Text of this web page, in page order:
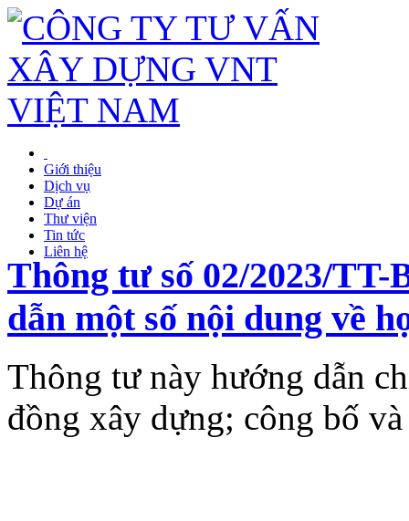
Giới thiệu
Dịch vụ
Dự án
Thư viện
Tin tức
Liên hệ
Thông tư số 02/2023/
dẫn một số nội dung về
Thông tư này hướng dẫn
đồng xây dựng; công bố